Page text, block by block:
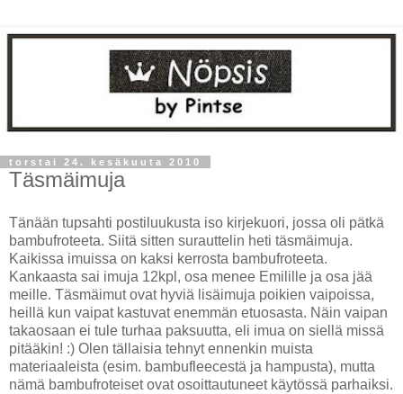
torstai 24. kesäkuuta 2010
Täsmäimuja
Tänään tupsahti postiluukusta iso kirjekuori, jossa oli pätkä
bambufroteeta. Siitä sitten surauttelin heti täsmäimuja.
Kaikissa imuissa on kaksi kerrosta bambufroteeta.
Kankaasta sai imuja 12kpl, osa menee Emilille ja osa jää
meille. Täsmäimut ovat hyviä lisäimuja poikien vaipoissa,
heillä kun vaipat kastuvat enemmän etuosasta. Näin vaipan
takaosaan ei tule turhaa paksuutta, eli imua on siellä missä
pitääkin! :) Olen tällaisia tehnyt ennenkin muista
materiaaleista (esim. bambufleecestä ja hampusta), mutta
nämä bambufroteiset ovat osoittautuneet käytössä parhaiksi.